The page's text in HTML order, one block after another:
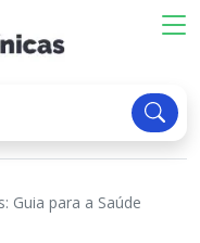
Guia para a Saúde